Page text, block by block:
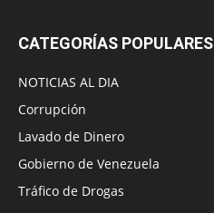
CATEGORÍAS POPULARES
NOTICIAS AL DIA
Corrupción
Lavado de Dinero
Gobierno de Venezuela
Tráfico de Drogas